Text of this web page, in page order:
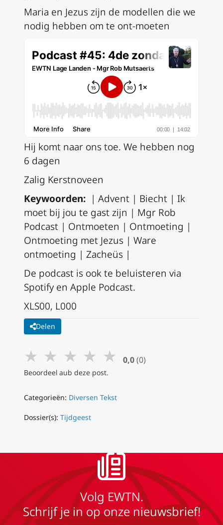
Maria en Jezus zijn de modellen die we
nodig hebben om te ont-moeten
Hij komt naar ons toe. We hebben nog
6 dagen
Zalig Kerstnoveen
Keywoorden: | Advent | Biecht | Ik
moet bij jou te gast zijn | Mgr Rob
Podcast | Ontmoeten | Ontmoeting |
Ontmoeting met Jezus | Ware
ontmoeting | Zacheüs |
De podcast is ook te beluisteren via
Spotify en Apple Podcast.
XLS00, L000
Delen
★ ★ ★ ★ ★ 0,0 (0)
Beoordeel aub deze post.
Categorieën: Diversen Tekst
Dossier(s): Tijdgeest
Volg EWTN.
Schrijf je in op onze nieuwsbrief!